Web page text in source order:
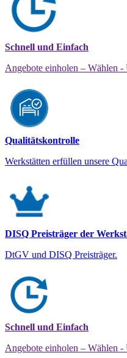
Schnell und Einfach
Angebote einholen – Wählen
Qualitätskontrolle
Werkstätten erfüllen unsere
DISQ Preisträger der
DtGV und DISQ Preisträger.
Schnell und Einfach
Angebote einholen – Wählen